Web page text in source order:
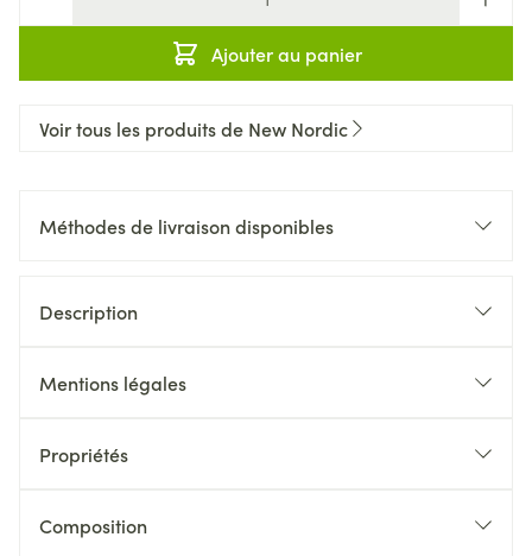
Ajouter au panier
Voir tous les produits de New Nordic
Méthodes de livraison disponibles
Description
Mentions légales
Propriétés
Composition